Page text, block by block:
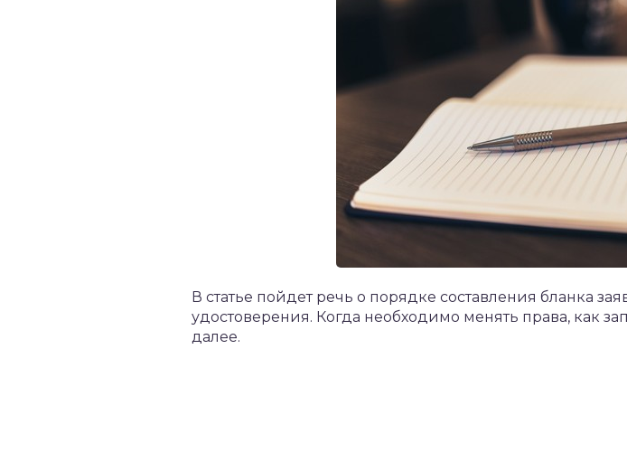
В статье пойдет речь о порядке составления бланка
удостоверения. Когда необходимо менять права, как
далее.